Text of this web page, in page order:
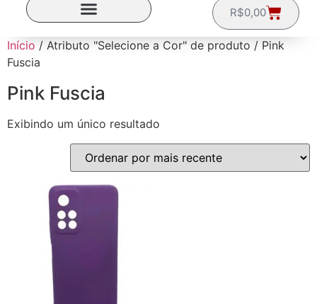
R$0,00
Início / Atributo "Selecione a Cor" de produto / Pink
Fuscia
Pink Fuscia
Exibindo um único resultado